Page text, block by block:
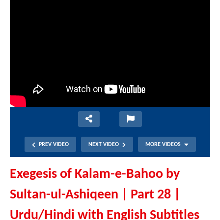
PREV VIDEO NEXT VIDEO MORE VIDEOS
Exegesis of Kalam-e-Bahoo by
Sultan-ul-Ashiqeen | Part 28 |
Urdu/Hindi with English Subtitles